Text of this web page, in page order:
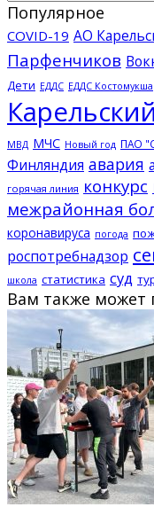
Популярное
COVID-19 АО
Парфенчиков
Дети ЕДДС ЕДДС Костомукша
МВД МЧС Новый год ПАО
Финляндия авария
горячая линия конкурс
межрайонная
коронавируса погода
роспотребнадзор
школа статистика суд
Вам также может